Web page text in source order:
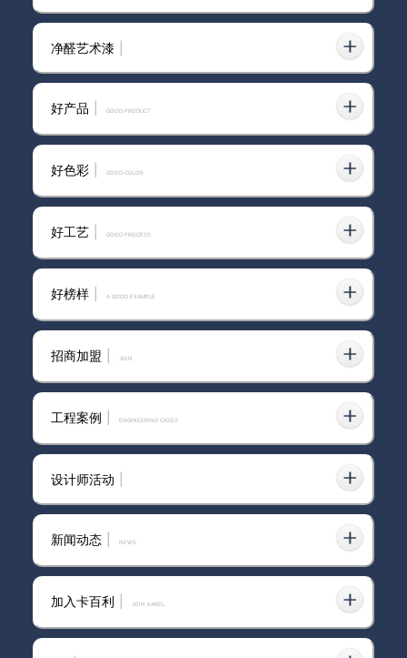
国内进口艺术涂料基本上主打“原
术漆
净醛艺术漆
好产品 GOOD PRODUCT
好色彩 GOOD COLOR
好工艺 GOOD PROCESS
好榜样 A GOOD EXAMPLE
招商加盟 join
工程案例 ENGINEERING CASES
设计师活动
新闻动态 news
加入卡百利 JOIN KABEL